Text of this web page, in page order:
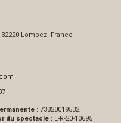
Lombez, France
: 73320019532
du spectacle : L-R-20-10695